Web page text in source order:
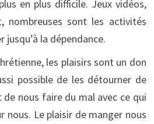
en plus difficile. Jeux vidéos,
nombreuses sont les activités
jusqu’à la dépendance.
les plaisirs sont un don
possible de les détourner de
de nous faire du mal avec ce qui
nous. Le plaisir de manger nous